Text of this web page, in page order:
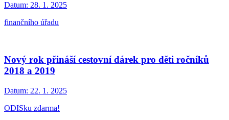
Datum: 28. 1. 2025
finančního úřadu
Nový rok přináší cestovní dárek pro děti ročníků
2018 a 2019
Datum: 22. 1. 2025
ODISku zdarma!